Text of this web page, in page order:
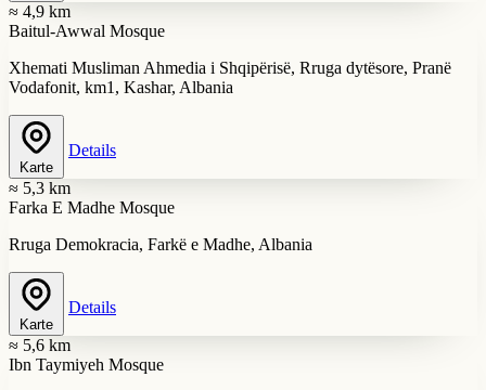
≈ 4,9 km
Baitul-Awwal Mosque
Xhemati Musliman Ahmedia i Shqipërisë, Rruga dytësore, Pranë
Vodafonit, km1, Kashar, Albania
Karte
Details
≈ 5,3 km
Farka E Madhe Mosque
Rruga Demokracia, Farkë e Madhe, Albania
Karte
Details
≈ 5,6 km
Ibn Taymiyeh Mosque